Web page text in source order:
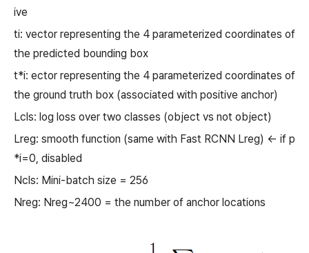
ive
ti: vector representing the 4 parameterized coordinates of
the predicted bounding box
t*i: ector representing the 4 parameterized coordinates of
the ground truth box (associated with positive anchor)
Lcls: log loss over two classes (object vs not object)
Lreg: smooth function (same with Fast RCNN Lreg) <- if p
*i=0, disabled
Ncls: Mini-batch size = 256
Nreg: Nreg~2400 = the number of anchor locations